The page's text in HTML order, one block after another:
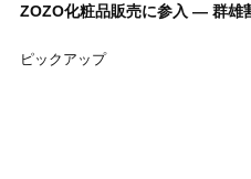
ZOZO化粧品販売に参入 ― 群雄
ピックアップ